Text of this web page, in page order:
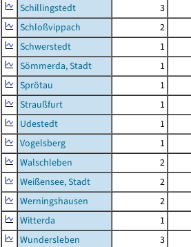
Schillingstedt
3
Schloßvippach
2
Schwerstedt
1
Sömmerda, Stadt
1
Sprötau
1
Straußfurt
1
Udestedt
1
Vogelsberg
1
Walschleben
2
Weißensee, Stadt
2
Werningshausen
2
Witterda
1
Wundersleben
3